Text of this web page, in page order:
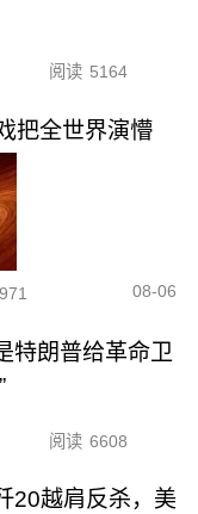
阅读 5164
把全世界演懵
08-06
特朗普给革命卫
阅读 6608
20越肩反杀，美